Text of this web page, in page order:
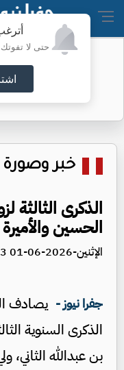
حتى لا تفوتك
مؤتمره
خبر وصورة
الذكرى الثالثة
الحسين
الإثنين-2026-06-01 10:53 am
جفرا نيوز - يصادف
الذكرى السنوية
بن عبدالله الثاني،